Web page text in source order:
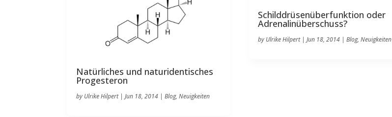
Natürliches und naturidentisches
Progesteron
by Ulrike Hilpert|Jun 18, 2014 |Blog,Neuigkeiten
Schilddrüsenüberfunktion oder
Adrenalinüberschuss?
by Ulrike Hilpert| Jun 18, 2014| Blog, Neuigkeiten